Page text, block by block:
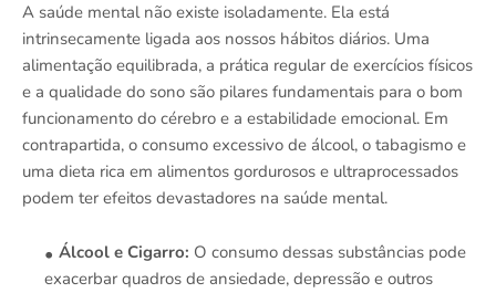
A saúde mental não existe isoladamente. Ela está
intrinsecamente ligada aos nossos hábitos diários. Uma
alimentação equilibrada, a prática regular de exercícios físicos
e a qualidade do sono são pilares fundamentais para o bom
funcionamento do cérebro e a estabilidade emocional. Em
contrapartida, o consumo excessivo de álcool, o tabagismo e
uma dieta rica em alimentos gordurosos e ultraprocessados
podem ter efeitos devastadores na saúde mental.
Álcool e Cigarro: O consumo dessas substâncias pode
exacerbar quadros de ansiedade, depressão e outros